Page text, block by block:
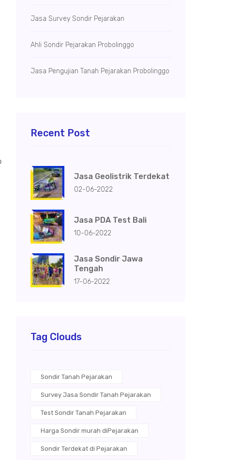
Jasa Survey Sondir Pejarakan
Ahli Sondir Pejarakan Probolinggo
Jasa Pengujian Tanah Pejarakan Probolinggo
Recent Post
Jasa Geolistrik Terdekat
02-06-2022
Jasa PDA Test Bali
10-06-2022
Jasa Sondir Jawa
Tengah
17-06-2022
Tag Clouds
Sondir Tanah Pejarakan
Survey Jasa Sondir Tanah Pejarakan
Test Sondir Tanah Pejarakan
Harga Sondir murah diPejarakan
Sondir Terdekat di Pejarakan